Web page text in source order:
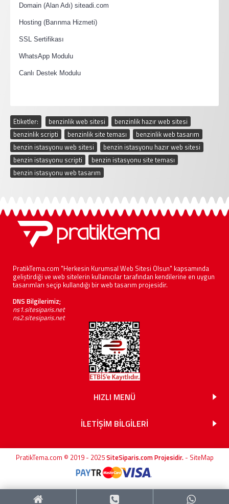
Domain (Alan Adı) siteadi.com
Hosting (Barınma Hizmeti)
SSL Sertifikası
WhatsApp Modulu
Canlı Destek Modulu
Etiketler: benzinlik web sitesi benzinlik hazır web sitesi
benzinlik scripti
benzinlik site teması benzinlik web tasarım
benzin istasyonu web sitesi
benzin istasyonu hazır web sitesi
benzin istasyonu scripti
benzin istasyonu site teması
benzin istasyonu web tasarım
PratikTema.com "Herkesin Kurumsal Web Sitesi Olsun" kapsamında
geliştirdiği ve web sitelerin kullanıcılar tarafından kendilerine en uygun
tasarımları seçip kullandığı bir web tasarım projesidir.
DNS Bilgilerimiz;
ns1.sitesiparis.net
ns2.sitesiparis.net
HIZLI MENÜ
İLETİŞİM BİLGİLERİ
PratikTema.com © 2019 - 2025SiteSiparis.com Projesidir.- SiteMap